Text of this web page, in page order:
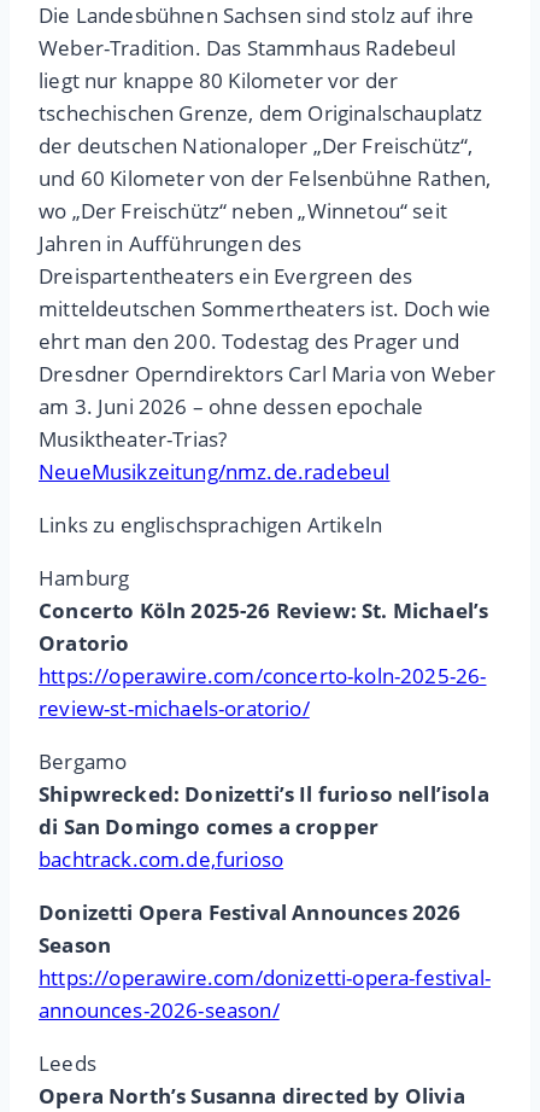
Die Landesbühnen Sachsen sind stolz auf ihre
Weber-Tradition. Das Stammhaus Radebeul
liegt nur knappe 80 Kilometer vor der
tschechischen Grenze, dem Originalschauplatz
der deutschen Nationaloper „Der Freischütz“,
und 60 Kilometer von der Felsenbühne Rathen,
wo „Der Freischütz“ neben „Winnetou“ seit
Jahren in Aufführungen des
Dreispartentheaters ein Evergreen des
mitteldeutschen Sommertheaters ist. Doch wie
ehrt man den 200. Todestag des Prager und
Dresdner Operndirektors Carl Maria von Weber
am 3. Juni 2026 – ohne dessen epochale
Musiktheater-Trias?
NeueMusikzeitung/nmz.de.radebeul
Links zu englischsprachigen Artikeln
Hamburg
Concerto Köln 2025-26 Review: St. Michael’s
Oratorio
https://operawire.com/concerto-koln-2025-26-
review-st-michaels-oratorio/
Bergamo
Shipwrecked: Donizetti’s Il furioso nell’isola
di San Domingo comes a cropper
bachtrack.com.de,furioso
Donizetti Opera Festival Announces 2026
Season
https://operawire.com/donizetti-opera-festival-
announces-2026-season/
Leeds
Opera North’s Susanna directed by Olivia